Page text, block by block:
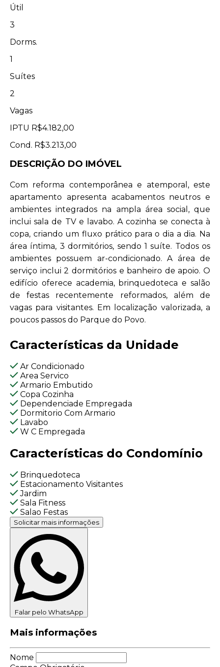
Útil
3
Dorms.
1
Suítes
2
Vagas
IPTU R$4.182,00
Cond. R$3.213,00
DESCRIÇÃO DO IMÓVEL
Com reforma contemporânea e atemporal, este
apartamento apresenta acabamentos neutros e
ambientes integrados na ampla área social, que
inclui sala de TV e lavabo. A cozinha se conecta à
copa, criando um fluxo prático para o dia a dia. Na
área íntima, 3 dormitórios, sendo 1 suíte. Todos os
ambientes possuem ar-condicionado. A área de
serviço inclui 2 dormitórios e banheiro de apoio. O
edifício oferece academia, brinquedoteca e salão
de festas recentemente reformados, além de
vagas para visitantes. Em localização valorizada, a
poucos passos do Parque do Povo.
Características da Unidade
Ar Condicionado
Area Servico
Armario Embutido
Copa Cozinha
Dependenciade Empregada
Dormitorio Com Armario
Lavabo
W C Empregada
Características do Condomínio
Brinquedoteca
Estacionamento Visitantes
Jardim
Sala Fitness
Salao Festas
Solicitar mais informações
Falar pelo WhatsApp
Mais informações
Nome